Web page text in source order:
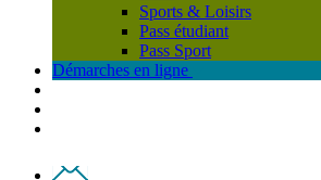
Sports & Loisirs
Pass étudiant
Pass Sport
Démarches en ligne
Contact